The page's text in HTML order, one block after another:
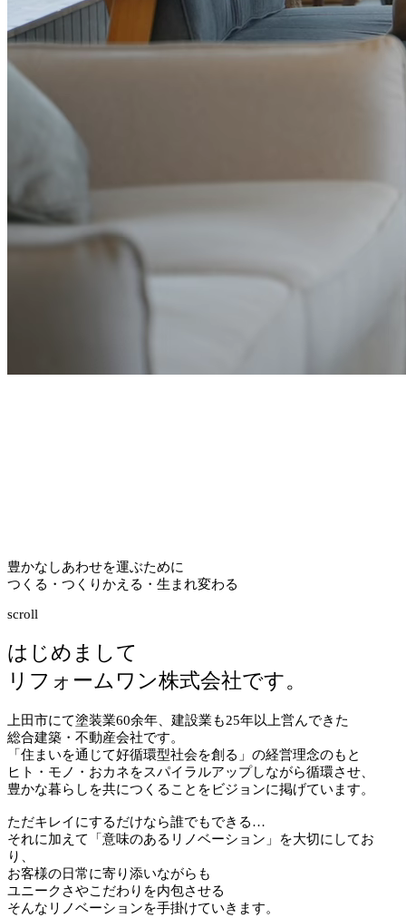
豊かなしあわせを運ぶために
つくる・つくりかえる・生まれ変わる
scroll
はじめまして
リフォームワン株式会社です。
上田市にて塗装業60余年、建設業も25年以上営んできた
総合建築・不動産会社です。
「住まいを通じて好循環型社会を創る」の経営理念のもと
ヒト・モノ・おカネをスパイラルアップしながら循環させ、
豊かな暮らしを共につくることをビジョンに掲げています。
ただキレイにするだけなら誰でもできる…
それに加えて「意味のあるリノベーション」を大切にしてお
り、
お客様の日常に寄り添いながらも
ユニークさやこだわりを内包させる
そんなリノベーションを手掛けていきます。